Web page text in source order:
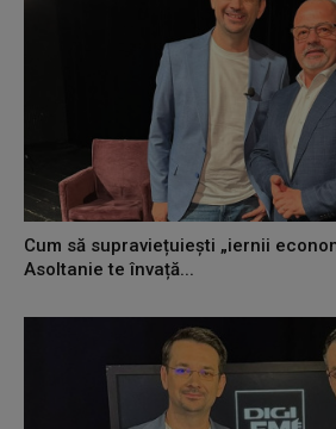
Cum să supraviețuiești „iernii
Asoltanie te învață...